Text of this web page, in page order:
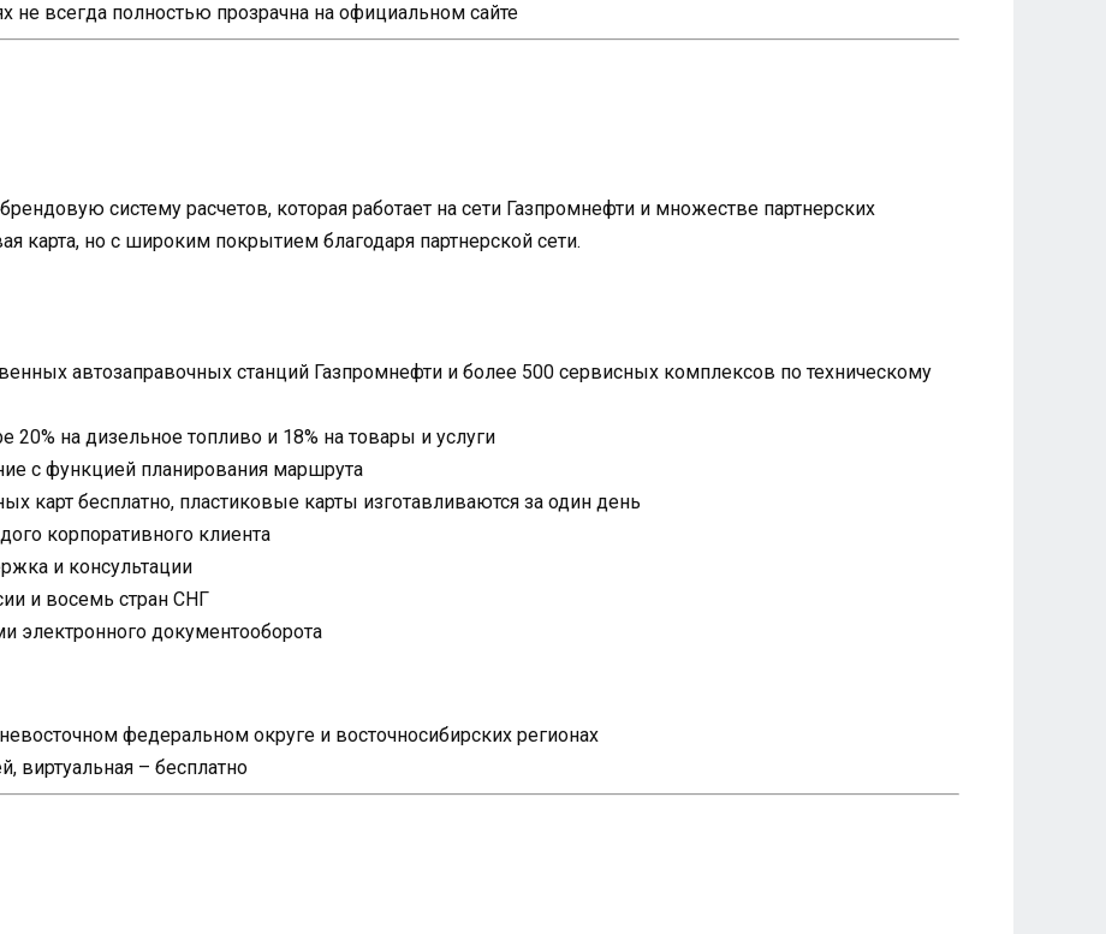
не всегда полностью прозрачна на официальном сайте
систему расчетов, которая работает на сети Газпромнефти и множестве партнерских
карта, но с широким покрытием благодаря партнерской сети.
автозаправочных станций Газпромнефти и более 500 сервисных комплексов по техническому
20% на дизельное топливо и 18% на товары и услуги
с функцией планирования маршрута
карт бесплатно, пластиковые карты изготавливаются за один день
корпоративного клиента
и консультации
и восемь стран СНГ
электронного документооборота
федеральном округе и восточносибирских регионах
виртуальная – бесплатно